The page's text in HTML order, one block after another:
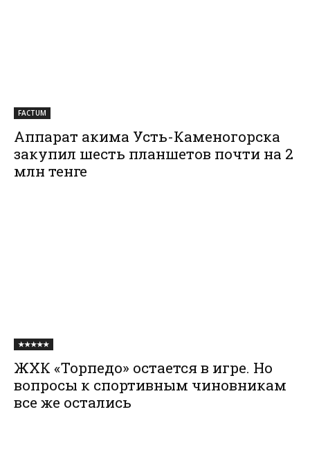
FACTUM
Аппарат акима Усть-Каменогорска
закупил шесть планшетов почти на 2
млн тенге
★★★★★
ЖХК «Торпедо» остается в игре. Но
вопросы к спортивным чиновникам
все же остались